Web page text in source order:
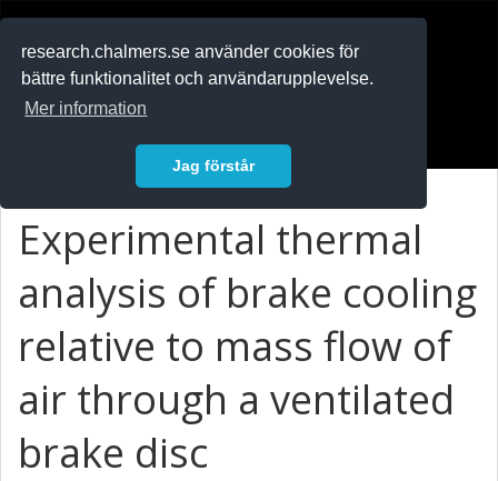
research.chalmers.se använder cookies för
bättre funktionalitet och användarupplevelse.
Mer information
Jag förstår
Experimental thermal
analysis of brake cooling
relative to mass flow of
air through a ventilated
brake disc